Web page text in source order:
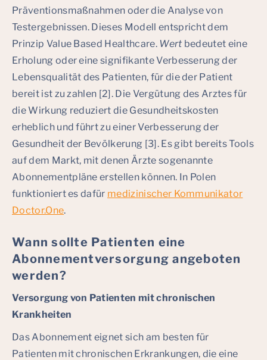
Präventionsmaßnahmen oder die Analyse von
Testergebnissen. Dieses Modell entspricht dem
Prinzip Value Based Healthcare. Wert bedeutet eine
Erholung oder eine signifikante Verbesserung der
Lebensqualität des Patienten, für die der Patient
bereit ist zu zahlen [2]. Die Vergütung des Arztes für
die Wirkung reduziert die Gesundheitskosten
erheblich und führt zu einer Verbesserung der
Gesundheit der Bevölkerung [3]. Es gibt bereits Tools
auf dem Markt, mit denen Ärzte sogenannte
Abonnementpläne erstellen können. In Polen
funktioniert es dafür medizinischer Kommunikator
Doctor.One.
Wann sollte Patienten eine
Abonnementversorgung angeboten
werden?
Versorgung von Patienten mit chronischen
Krankheiten
Das Abonnement eignet sich am besten für
Patienten mit chronischen Erkrankungen, die eine